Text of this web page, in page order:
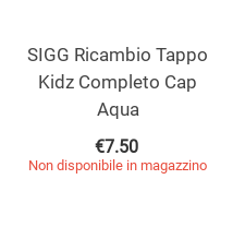
SIGG Ricambio Tappo
Kidz Completo Cap
Aqua
€7.50
Non disponibile in magazzino